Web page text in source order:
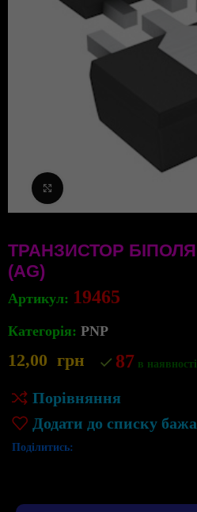
ТРАНЗИСТОР
(AG)
Артикул: 19465
Категорія: PNP
12,00 грн 87 в наявності
Порівняння
Додати до списку
Поділитись: